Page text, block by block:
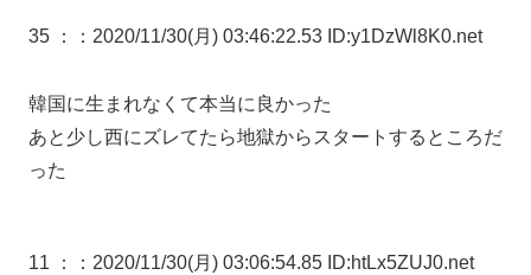
35 ： ：2020/11/30(月) 03:46:22.53 ID:y1DzWl8K0.net
韓国に生まれなくて本当に良かった
あと少し西にズレてたら地獄からスタートするところだ
った
11 ： ：2020/11/30(月) 03:06:54.85 ID:htLx5ZUJ0.net